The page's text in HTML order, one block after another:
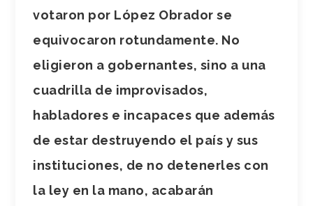
votaron por López Obrador se
equivocaron rotundamente. No
eligieron a gobernantes, sino a una
cuadrilla de improvisados,
habladores e incapaces que además
de estar destruyendo el país y sus
instituciones, de no detenerles con
la ley en la mano, acabarán